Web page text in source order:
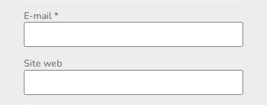
E-mail*
Site web